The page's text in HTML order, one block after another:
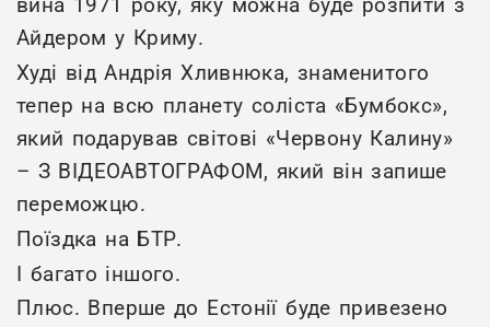
Айдером у Криму.
Худі від Андрія Хливнюка, знаменитого
тепер на всю планету соліста «Бумбокс»,
який подарував світові «Червону Калину»
– З ВІДЕОАВТОГРАФОМ, який він запише
переможцю.
Поїздка на БТР.
І багато іншого.
Плюс. Вперше до Естонії буде привезено